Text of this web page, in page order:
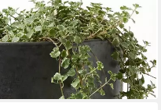
– Ø 21 bis 60 cm –